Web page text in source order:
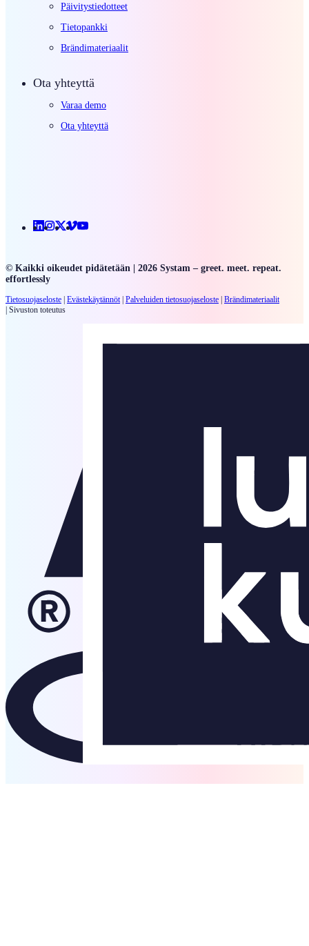
Päivitystiedotteet
Tietopankki
Brändimateriaalit
Ota yhteyttä
Varaa demo
Ota yhteyttä
Linkedin
Instagram
X VimeoYoutube
© Kaikki oikeudet pidätetään | 2026 Systam – greet. meet. repeat.
effortlessly
Tietosuojaseloste | Evästekäytännöt | Palveluiden tietosuojaseloste | Brändimateriaalit
| Sivuston toteutus